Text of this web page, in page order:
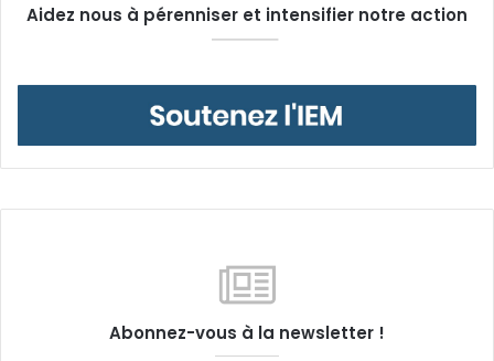
Aidez nous à pérenniser et intensifier notre action
Abonnez-vous à la newsletter !